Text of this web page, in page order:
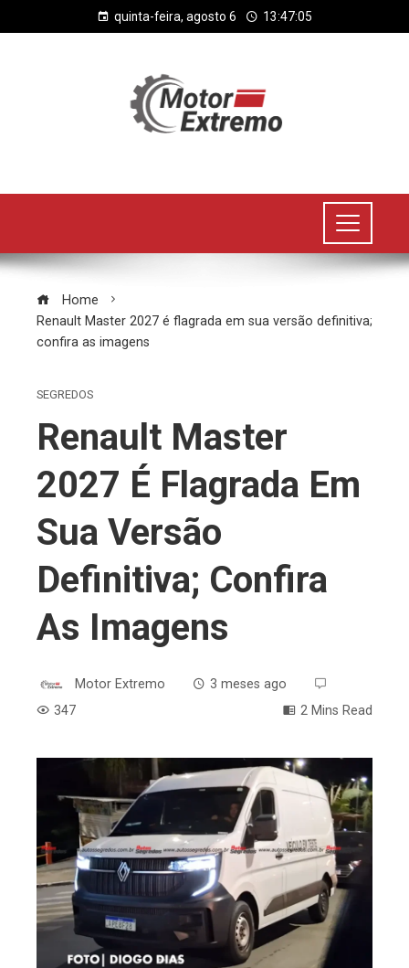
quinta-feira, agosto 6 13:47:06
Home
Renault Master 2027 é flagrada em sua versão definitiva;
confira as imagens
SEGREDOS
Renault Master
2027 É Flagrada Em
Sua Versão
Definitiva; Confira
As Imagens
Motor Extremo
3 meses ago
347
2 Mins Read